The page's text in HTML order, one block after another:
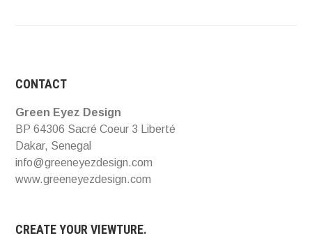
CONTACT
Green Eyez Design
BP 64306 Sacré Coeur 3 Liberté
Dakar, Senegal
info@greeneyezdesign.com
www.greeneyezdesign.com
CREATE YOUR VIEWTURE.